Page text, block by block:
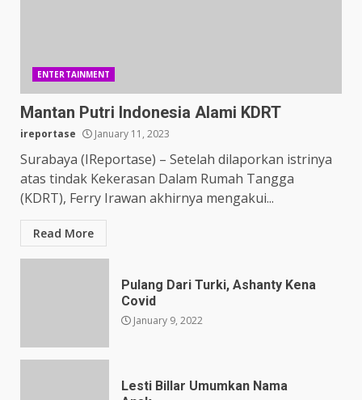
ENTERTAINMENT
Mantan Putri Indonesia Alami KDRT
ireportase January 11, 2023
Surabaya (IReportase) – Setelah dilaporkan istrinya
atas tindak Kekerasan Dalam Rumah Tangga
(KDRT), Ferry Irawan akhirnya mengakui...
Read More
Pulang Dari Turki, Ashanty Kena
Covid
January 9, 2022
Lesti Billar Umumkan Nama